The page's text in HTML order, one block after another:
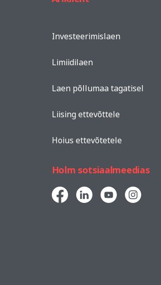
Investeerimislaen
Limiidilaen
Laen põllumaa tagatisel
Liising ettevõttele
Hoius ettevõtetele
Holm sotsiaalmeedias